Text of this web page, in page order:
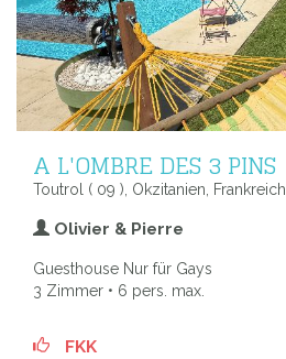
A L'OMBRE DES 3 PINS
Toutrol ( 09 ), Okzitanien, Frankreich
Olivier & Pierre
Guesthouse Nur für Gays
3 Zimmer • 6 pers. max.
FKK